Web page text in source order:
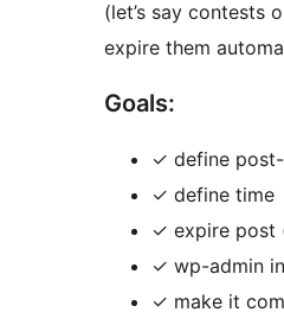
(let’s say contests
expire them
Goals:
✓ define
✓ define time
✓ expire post
✓ wp-admin
✓ make it